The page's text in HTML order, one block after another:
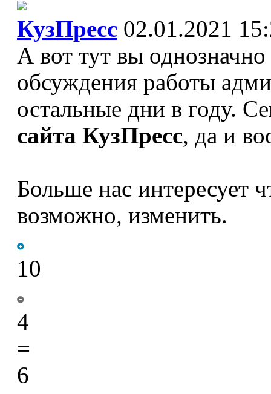
КузПресс 02.01.2021
А вот тут вы
обсуждения работы
остальные дни в году.
сайта КузПресс, да и
Больше нас интересует
возможно, изменить.
10
4
=
6